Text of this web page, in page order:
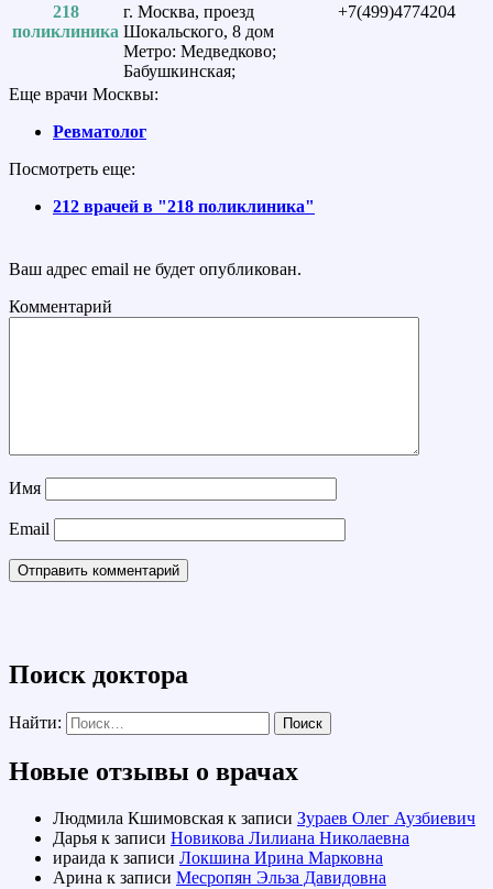
218
поликлиника
г. Москва, проезд
Шокальского, 8 дом
Метро: Медведково;
Бабушкинская;
+7(499)4774204
Еще врачи Москвы:
Ревматолог
Посмотреть еще:
212 врачей в "218 поликлиника"
Ваш адрес email не будет опубликован.
Комментарий
Имя
Email
Поиск доктора
Найти:
Новые отзывы о врачах
Людмила Кшимовская к записи Зураев Олег Аузбиевич
Дарья к записи Новикова Лилиана Николаевна
ираида к записи Локшина Ирина Марковна
Арина к записи Месропян Эльза Давидовна